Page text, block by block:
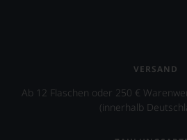
VERSAND
Ab 12 Flaschen oder 250 €
(innerhalb